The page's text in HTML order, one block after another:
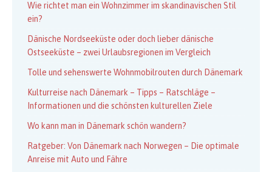
Wie richtet man ein Wohnzimmer im skandinavischen Stil
ein?
Dänische Nordseeküste oder doch lieber dänische
Ostseeküste – zwei Urlaubsregionen im Vergleich
Tolle und sehenswerte Wohnmobilrouten durch Dänemark
Kulturreise nach Dänemark – Tipps – Ratschläge –
Informationen und die schönsten kulturellen Ziele
Wo kann man in Dänemark schön wandern?
Ratgeber: Von Dänemark nach Norwegen – Die optimale
Anreise mit Auto und Fähre